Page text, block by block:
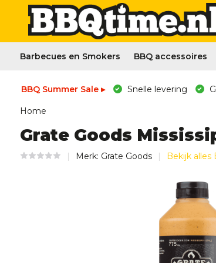
Barbecues en Smokers BBQ accessoires
BBQ Summer Sale ▸ Snelle levering
Home
Grate Goods
Merk: Grate Goods Bekijk alles